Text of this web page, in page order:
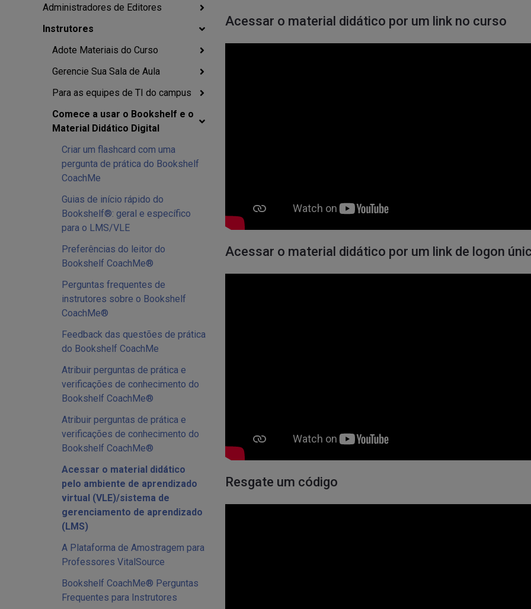
Administradores de Editores
Instrutores
Adote Materiais do Curso
Gerencie Sua Sala de Aula
Para as equipes de TI do campus
Comece a usar o Bookshelf e o
Material Didático Digital
Criar um flashcard com uma
pergunta de prática do Bookshelf
CoachMe
Guias de início rápido do
Bookshelf®: geral e específico
para o LMS/VLE
Preferências do leitor do
Bookshelf CoachMe®
Perguntas frequentes de
instrutores sobre o Bookshelf
CoachMe®
Feedback das questões de prática
do Bookshelf CoachMe
Atribuir perguntas de prática e
verificações de conhecimento do
Bookshelf CoachMe®
Atribuir perguntas de prática e
verificações de conhecimento do
Bookshelf CoachMe®
Acessar o material didático
pelo ambiente de aprendizado
virtual (VLE)/sistema de
gerenciamento de aprendizado
(LMS)
A Plataforma de Amostragem para
Professores VitalSource
Bookshelf CoachMe® Perguntas
Frequentes para Instrutores
Acessar o material didático por um link no curso
Acessar o material didático por um link de logon
Resgate um código